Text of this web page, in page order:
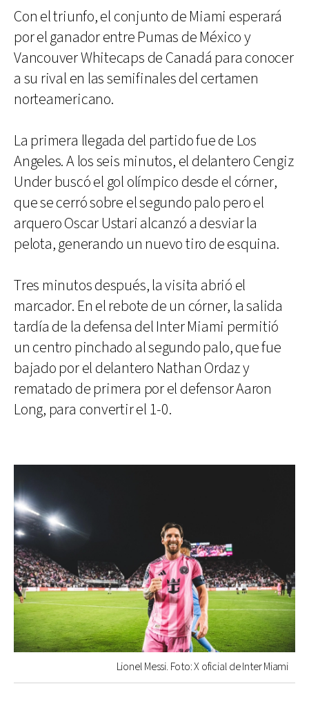
Con el triunfo, el conjunto de Miami esperará
por el ganador entre Pumas de México y
Vancouver Whitecaps de Canadá para conocer
a su rival en las semifinales del certamen
norteamericano.
La primera llegada del partido fue de Los
Angeles. A los seis minutos, el delantero Cengiz
Under buscó el gol olímpico desde el córner,
que se cerró sobre el segundo palo pero el
arquero Oscar Ustari alcanzó a desviar la
pelota, generando un nuevo tiro de esquina.
Tres minutos después, la visita abrió el
marcador. En el rebote de un córner, la salida
tardía de la defensa del Inter Miami permitió
un centro pinchado al segundo palo, que fue
bajado por el delantero Nathan Ordaz y
rematado de primera por el defensor Aaron
Long, para convertir el 1-0.
Lionel Messi. Foto: X oficial de Inter Miami